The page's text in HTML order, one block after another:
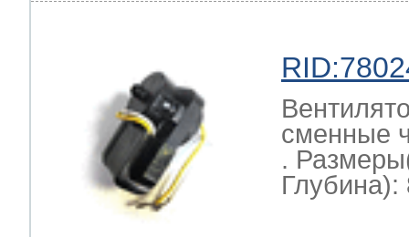
сменные
.
Глубина):